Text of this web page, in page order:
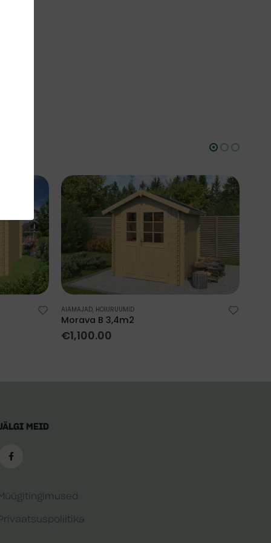
AIAMAJAD, HOIURUUMID
Morava B 3,4m2
€1,100.00
MEID
Müügitingimused
Privaatsuspoliitika